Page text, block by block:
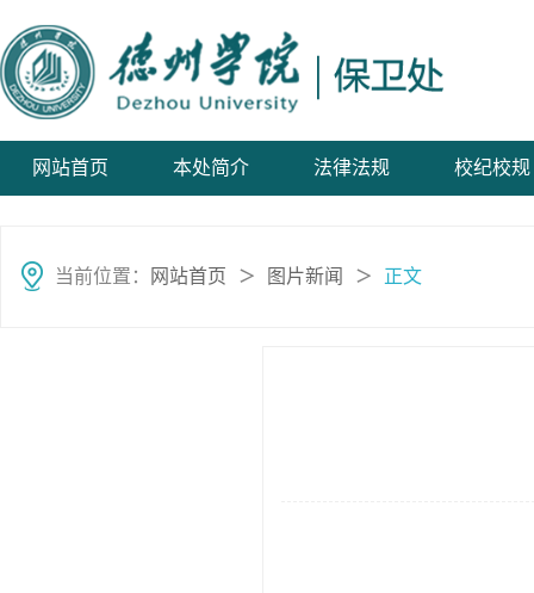
网站首页 本处简介 法律法规 校纪校规
当前位置： 网站首页 ＞ 图片新闻 ＞ 正文